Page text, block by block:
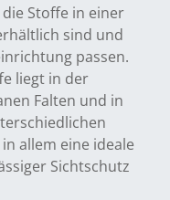
Stoffe in einer
sind und
passen.
liegt in der
Falten und in
allem eine ideale
Sichtschutz